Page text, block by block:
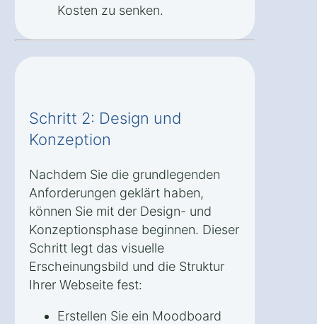
Kosten zu senken.
Schritt 2: Design und
Konzeption
Nachdem Sie die grundlegenden
Anforderungen geklärt haben,
können Sie mit der Design- und
Konzeptionsphase beginnen. Dieser
Schritt legt das visuelle
Erscheinungsbild und die Struktur
Ihrer Webseite fest:
Erstellen Sie ein Moodboard